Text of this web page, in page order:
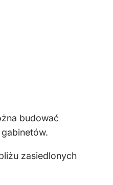
budować
zasiedlonych